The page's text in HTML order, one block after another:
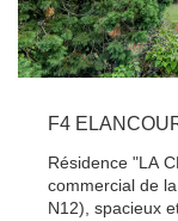
F4
Résidence "LA
commercial de
N12), spacieux